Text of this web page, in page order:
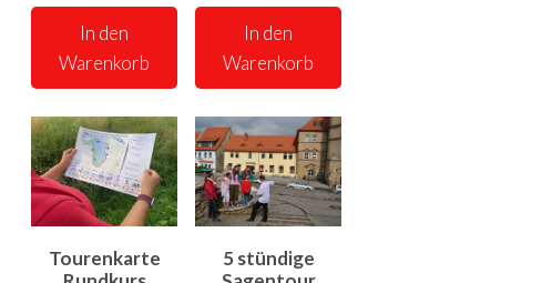
In den
Warenkorb
In den
Warenkorb
Tourenkarte
5 stündige